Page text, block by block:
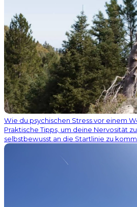
Wie du psychischen Stress vor einem
Praktische Tipps, um deine Nervosität
selbstbewusst an die Startlinie zu